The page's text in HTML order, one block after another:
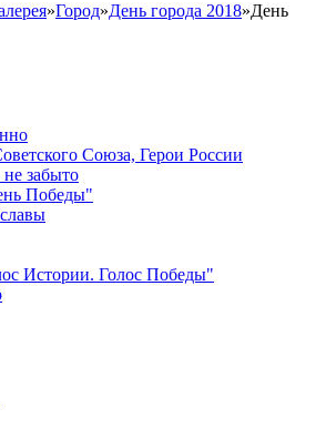
»Город»День города 2018»День
Союза, Герои России
забыто
Победы"
Истории. Голос Победы"